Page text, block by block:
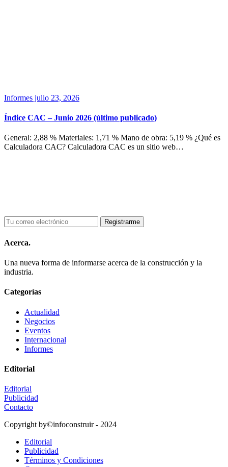
Informes julio 23, 2026
Índice CAC – Junio 2026 (último publicado)
General: 2,88 % Materiales: 1,71 % Mano de obra: 5,19 % ¿Qué es
Calculadora CAC? Calculadora CAC es un sitio web…
Acerca.
Una nueva forma de informarse acerca de la construcción y la
industria.
Categorías
Actualidad
Negocios
Eventos
Internacional
Informes
Editorial
Editorial
Publicidad
Contacto
Copyright by©infoconstruir - 2024
Editorial
Publicidad
Términos y Condiciones